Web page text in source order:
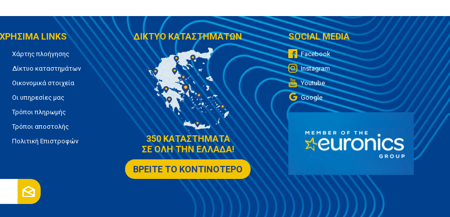
ΧΡΗΣΙΜΑ LINKS
Χάρτης πλοήγησης
Δίκτυο καταστημάτων
Οικονομικά στοιχεία
Οι υπηρεσίες μας
Τρόποι πληρωμής
Τρόποι αποστολής
Πολιτική Επιστροφών
ΔΙΚΤΥΟ ΚΑΤΑΣΤΗΜΑΤΩΝ
350 ΚΑΤΑΣΤΗΜΑΤΑ
ΣΕ ΟΛΗ ΤΗΝ ΕΛΛΑΔΑ!
ΒΡΕΙΤΕ ΤΟ ΚΟΝΤΙΝΟΤΕΡΟ
SOCIAL MEDIA
Facebook
Instagram
Youtube
Google